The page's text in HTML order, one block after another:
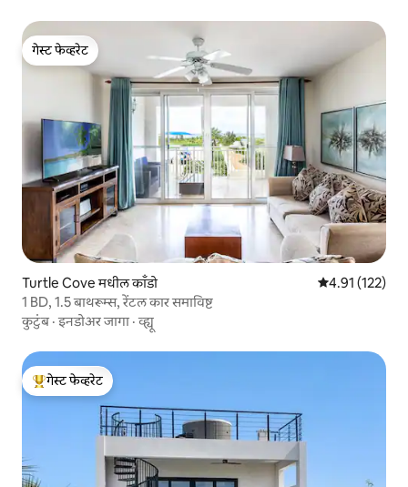
गेस्ट फेव्हरेट
गेस्ट फेव्हरेट
Turtle Cove मधील काँडो 5 पैकी 4.91
4.91 (122)
1 BD, 1.5 बाथरूम्स, रेंटल कार समाविष्ट
कुटुंब·इनडोअर जागा ·व्ह्यू
टॉप गेस्ट फेव्हरेट
गेस्ट फेव्हरेट